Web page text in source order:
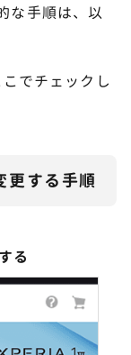
な手順は、以
でチェックし
更する手順
る